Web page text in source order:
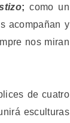
;como un
acompañan y
nos miran
de cuatro
esculturas